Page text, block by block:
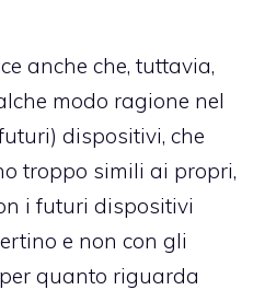
anche che, tuttavia,
modo ragione nel
dispositivi, che
troppo simili ai propri,
i futuri dispositivi
e non con gli
quanto riguarda